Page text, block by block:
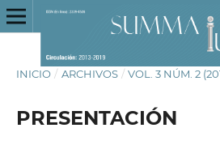
INICIO / ARCHIVOS / VOL. 3 NÚM. 2
PRESENTACIÓN